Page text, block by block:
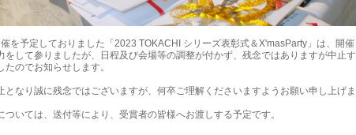
を予定しておりました「2023 TOKACHI シリーズ表彰式＆X'masParty」は、開催
をして参りましたが、日程及び会場等の調整が付かず、残念ではありますが中止す
たのでお知らせします。
となり誠に残念ではございますが、何卒ご理解くださいますようお願い申し上げま
ついては、送付等により、受賞者の皆様へお渡しする予定です。